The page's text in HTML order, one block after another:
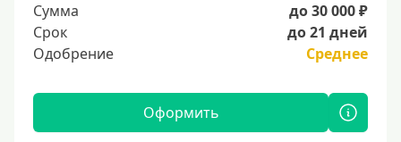
Сумма
до 30 000 ₽
Срок
до 21 дней
Одобрение
Среднее
Оформить